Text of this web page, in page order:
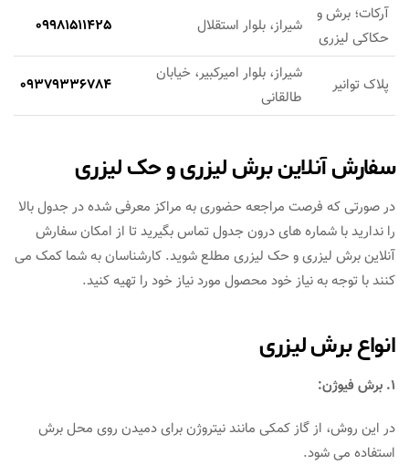
آرکات؛ برش و
حکاکی لیزری
شیراز، بلوار استقلال 09981511425
پلاک توانیر
شیراز، بلوار امیرکبیر، خیابان
طالقانی
09379336784
سفارش آنلاین برش لیزری و حک لیزری
در صورتی که فرصت مراجعه حضوری به مراکز معرفی شده در جدول بالا
را ندارید با شماره های درون جدول تماس بگیرید تا از امکان سفارش
آنلاین برش لیزری و حک لیزری مطلع شوید. کارشناسان به شما کمک می
کنند با توجه به نیاز خود محصول مورد نیاز خود را تهیه کنید.
انواع برش لیزری
1. برش فیوژن:
در این روش، از گاز کمکی مانند نیتروژن برای دمیدن روی محل برش
استفاده می شود.